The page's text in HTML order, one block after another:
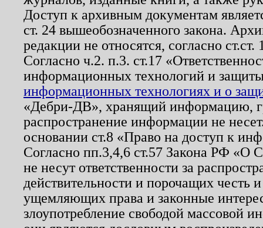
Доступ к архивным документам
ст. 24 вышеобозначенного закона.
редакции не относятся, согласно
Согласно ч.2. п.3. ст.17
информационных технологий и
информационных технологиях и о
«Дебри-ДВ», хранящий информацию,
распространение информации не
основании ст.8 «Право на доступ к
Согласно пп.3,4,6 ст.57 Закона РФ «О
не несут ответственности за
действительности и порочащих честь
ущемляющих права и законные
злоупотребление свободой массовой